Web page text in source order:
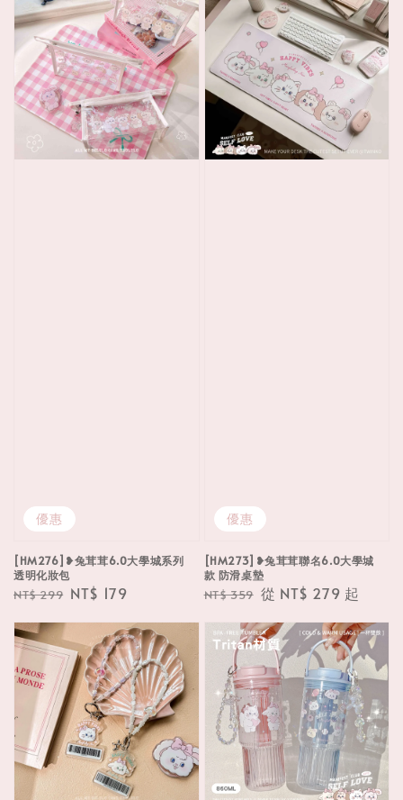
優惠
[HM276]❥兔茸茸6.0大學城系列
透明化妝包
Regular
NT$ 299 Sale
NT$ 179
優惠
[HM273]❥兔茸茸聯名6.0大學城
款 防滑桌墊
Regular
NT$ 359 Sale
從 NT$ 279 起